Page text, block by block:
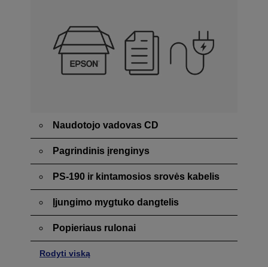
Naudotojo vadovas CD
Pagrindinis įrenginys
PS-190 ir kintamosios srovės kabelis
Įjungimo mygtuko dangtelis
Popieriaus rulonai
Rodyti viską